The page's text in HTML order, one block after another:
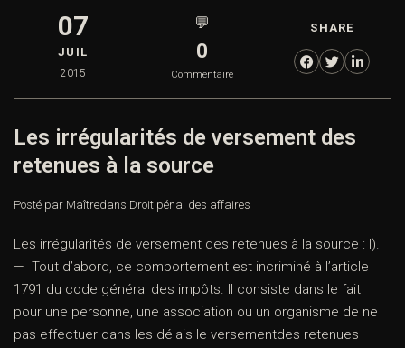
07
JUIL
2015
💬
0
Commentaire
SHARE
Les irrégularités de versement des
retenues à la source
Posté par Maîtredans Droit pénal des affaires
Les irrégularités de versement des retenues à la source : I).
— Tout d’abord, ce comportement est incriminé à l’article
1791 du code général des impôts. Il consiste dans le fait
pour une personne, une association ou un organisme de ne
pas effectuer dans les délais le versementdes retenues